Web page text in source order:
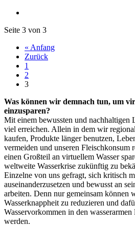
Seite 3 von 3
« Anfang
Zurück
1
2
3
Was können wir demnach tun, um
einzusparen?
Mit einem bewussten und nachhaltigen
viel erreichen. Allein in dem wir
kaufen, Produkte länger benutzen,
vermeiden und unseren Fleischkonsum
einen Großteil an virtuellem Wasser
weltweite Wasserkrise zukünftig zu
Einzelne von uns gefragt, sich kritisch
auseinanderzusetzen und bewusst an
arbeiten. Denn nur gemeinsam können
Wasserknappheit zu reduzieren und
Wasservorkommen in den
werden.